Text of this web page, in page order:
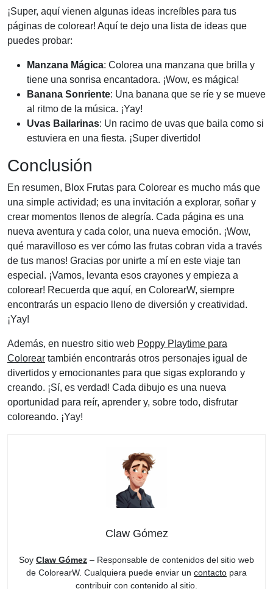
¡Super, aquí vienen algunas ideas increíbles para tus
páginas de colorear! Aquí te dejo una lista de ideas que
puedes probar:
Manzana Mágica: Colorea una manzana que brilla y
tiene una sonrisa encantadora. ¡Wow, es mágica!
Banana Sonriente: Una banana que se ríe y se mueve
al ritmo de la música. ¡Yay!
Uvas Bailarinas: Un racimo de uvas que baila como si
estuviera en una fiesta. ¡Super divertido!
Conclusión
En resumen, Blox Frutas para Colorear es mucho más que
una simple actividad; es una invitación a explorar, soñar y
crear momentos llenos de alegría. Cada página es una
nueva aventura y cada color, una nueva emoción. ¡Wow,
qué maravilloso es ver cómo las frutas cobran vida a través
de tus manos! Gracias por unirte a mí en este viaje tan
especial. ¡Vamos, levanta esos crayones y empieza a
colorear! Recuerda que aquí, en ColorearW, siempre
encontrarás un espacio lleno de diversión y creatividad.
¡Yay!
Además, en nuestro sitio web Poppy Playtime para
Colorear también encontrarás otros personajes igual de
divertidos y emocionantes para que sigas explorando y
creando. ¡Sí, es verdad! Cada dibujo es una nueva
oportunidad para reír, aprender y, sobre todo, disfrutar
coloreando. ¡Yay!
Claw Gómez
Soy Claw Gómez – Responsable de contenidos del sitio web
de ColorearW. Cualquiera puede enviar un contacto para
contribuir con contenido al sitio.